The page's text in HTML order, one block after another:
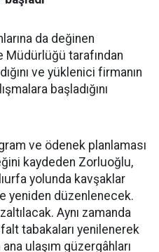
da değinen
Müdürlüğü tarafından
ve yüklenici firmanın
başladığını
ve ödenek planlaması
kaydeden Zorluoğlu,
yolunda kavşaklar
yeniden düzenlenecek.
Aynı zamanda
tabakaları yenilenerek
ulaşım güzergâhları